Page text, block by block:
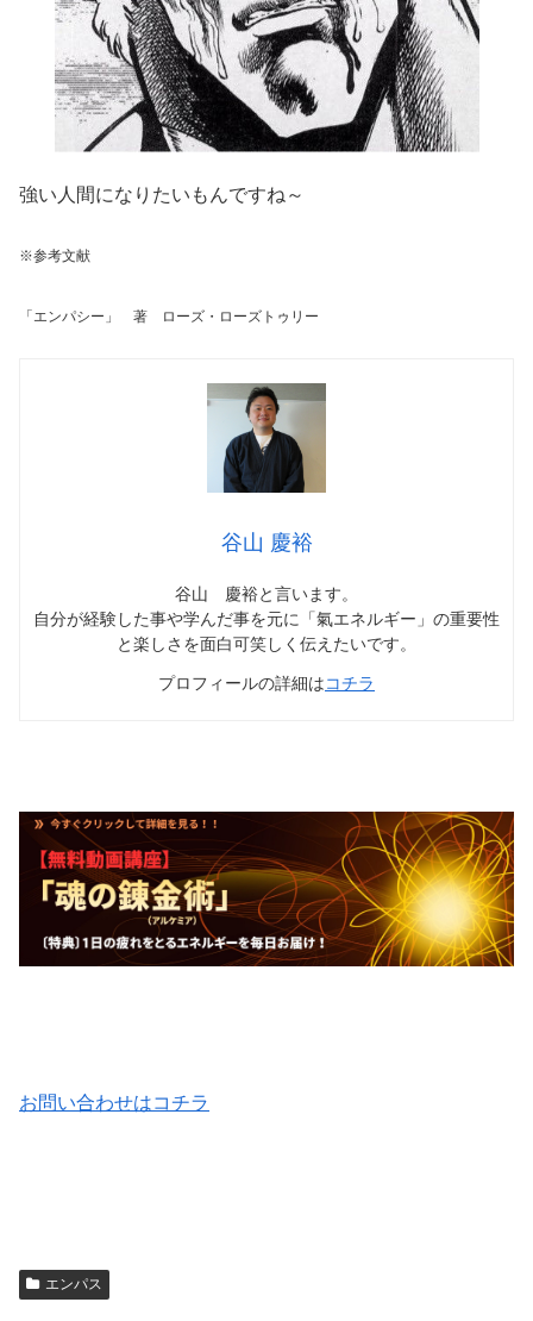
強い人間になりたいもんですね～
※参考文献
「エンパシー」 著 ローズ・ローズトゥリー
谷山 慶裕
谷山 慶裕と言います。
自分が経験した事や学んだ事を元に「氣エネルギー」の重要性
と楽しさを面白可笑しく伝えたいです。
プロフィールの詳細はコチラ
お問い合わせはコチラ
エンパス